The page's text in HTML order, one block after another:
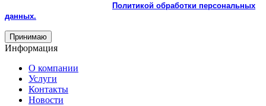
Политикой обработки персональных
данных.
Принимаю
Информация
О компании
Услуги
Контакты
Новости